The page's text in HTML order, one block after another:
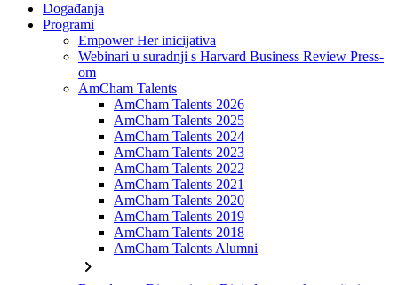
Događanja
Programi
Empower Her inicijativa
Webinari u suradnji s Harvard Business Review Press-
om
AmCham Talents
AmCham Talents 2026
AmCham Talents 2025
AmCham Talents 2024
AmCham Talents 2023
AmCham Talents 2022
AmCham Talents 2021
AmCham Talents 2020
AmCham Talents 2019
AmCham Talents 2018
AmCham Talents Alumni
chevron_right